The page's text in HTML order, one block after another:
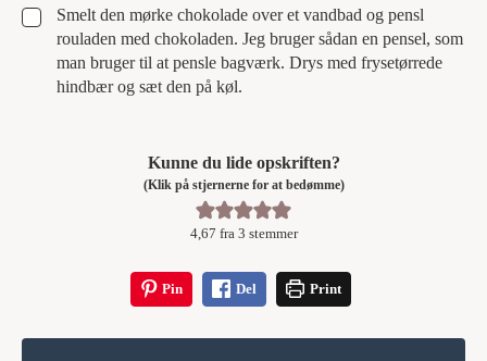
▢
Smelt den mørke chokolade over et vandbad og pensl
rouladen med chokoladen. Jeg bruger sådan en pensel, som
man bruger til at pensle bagværk. Drys med frysetørrede
hindbær og sæt den på køl.
Kunne du lide opskriften?
(Klik på stjernerne for at bedømme)
4,67 fra 3 stemmer
Pin Del Print